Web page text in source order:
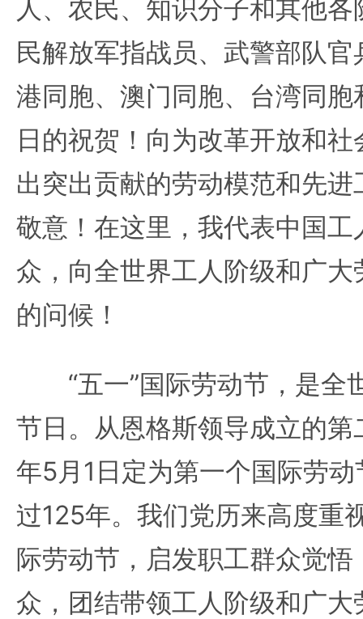
人、农民、知识分子和其他
民解放军指战员、武警部队
港同胞、澳门同胞、台湾同
日的祝贺！向为改革开放和
出突出贡献的劳动模范和先
敬意！在这里，我代表中国
众，向全世界工人阶级和广
的问候！
“五一”国际劳动节，是全
节日。从恩格斯领导成立的
年5月1日定为第一个国际劳
过125年。我们党历来高度重
际劳动节，启发职工群众觉
众，团结带领工人阶级和广